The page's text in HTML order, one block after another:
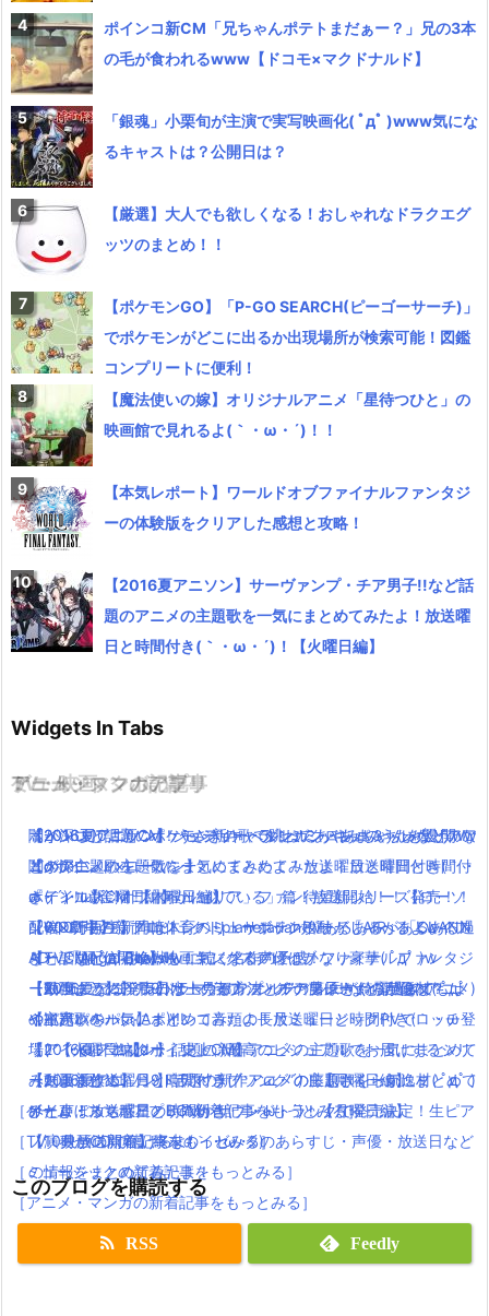
ポインコ新CM「兄ちゃんポテトまだぁー？」兄の3本
の毛が食われるwww【ドコモ×マクドナルド】
「銀魂」小栗旬が主演で実写映画化( ﾟдﾟ )www気にな
るキャストは？公開日は？
【厳選】大人でも欲しくなる！おしゃれなドラクエグ
ッツのまとめ！！
【ポケモンGO】「P-GO SEARCH(ピーゴーサーチ)」
でポケモンがどこに出るか出現場所が検索可能！図鑑
コンプリートに便利！
【魔法使いの嫁】オリジナルアニメ「星待つひと」の
映画館で見れるよ(｀・ω・´)！！
【本気レポート】ワールドオブファイナルファンタジ
ーの体験版をクリアした感想と攻略！
【2016夏アニソン】サーヴァンプ・チア男子!!など話
題のアニメの主題歌を一気にまとめてみたよ！放送曜
日と時間付き(｀・ω・´)！【火曜日編】
Widgets In Tabs
TV・映画
ポインコ10月新CM！うさぎの歌で跳ねてあやみちゃんを襲うww
【dポイント×ローソン】
ポインコ新CM！「何かに似ている」篇！放送開始！！【ローソ
ン×ドコモ】
【TVCM配信開始】映画キングスグレイブ ファイナルファンタジ
ーXV気になる発売日は！見る方法とルナフレーナの声優は？
【パパパのパァ】ポインコ音頭の長尺ミュージックPVでロッチ登
場(｀・ω・´)!【dポイントCM】
【動画まとめ】月9ドラマ”ラブソング”の藤原さくらが逸材( ﾟдﾟ )
イイ声！！
［TV・映画の新着記事をもっとみる］
ゲーム・スマホアプリ
闇が深いと話題のポケモン新キャラ！ミミッキュのうたが公開！
闇が深い….
「テイルズ オブ ベルセリア」ファン待望新シリーズ発売！！
【WOFF】FF新作はトンベリ・サボテンダーがしゃべるよwイフ
リートなどの召喚獣も！気になる声優はかなり豪華( ﾟдﾟ )w
【最強グラ】FF15の水上の都市 オルティシエが綺麗過ぎてもは
や観光レベル(＞A＜)!!!
「アイドルマスター」史上、最高のビジュアルでお届けするシリ
ーズ最新作！
［ゲーム・スマホアプリの新着記事をもっとみる］
アニメ・マンガの記事
【2016夏アニソン】ジョジョ・べルセルク・あまんちゅなどのア
ニメの主題歌を一気にまとめてみたよ！放送曜日と時間付き(｀・
ω・´)！【金曜日編】
配信×劇場の新プロジェクトplanetarian始動！「AIR」「CLANN
AD」「Angel Beats!」に続く名作の予感！
【2016夏アニソン】サーヴァンプ・チア男子!!など話題のアニメ
の主題歌を一気にまとめてみたよ！放送曜日と時間付き(｀・ω・
´)！【火曜日編】
【2016夏アニソン】話題の新作アニメの主題歌を一気にまとめて
みたよ！放送曜日と時間付き(｀・ω・´)！【月曜日編】
【10月放送開始】終末のイゼッタのあらすじ・声優・放送日など
の情報をまとめてみたよ！
［アニメ・マンガの新着記事をもっとみる］
ミュージックの記事
【2016夏アニソン】バッテリー・ダンガンロンパ３・レガリアな
どのアニメの主題歌を一気にまとめてみたよ！放送曜日と時間付
き(｀・ω・´)！【木曜日編】
【600万再生】岡崎体育のミュージックPVあるあるがあるある過
ぎと話題( ﾟдﾟ )wwww
【動画まとめ】月9ドラマ”ラブソング”の藤原さくらが逸材( ﾟдﾟ )
イイ声！！
【2016夏アニソン】話題の新作アニメの主題歌を一気にまとめて
みたよ！放送曜日と時間付き(｀・ω・´)！【月曜日編】
ひとりぼっち惑星のBGMがサウンドトラックで発売決定！生ピア
ノ演奏がCDで聴けるよ(｀・ω・´)
［ミュージックの新着記事をもっとみる］
このブログを購読する
RSS Feedly